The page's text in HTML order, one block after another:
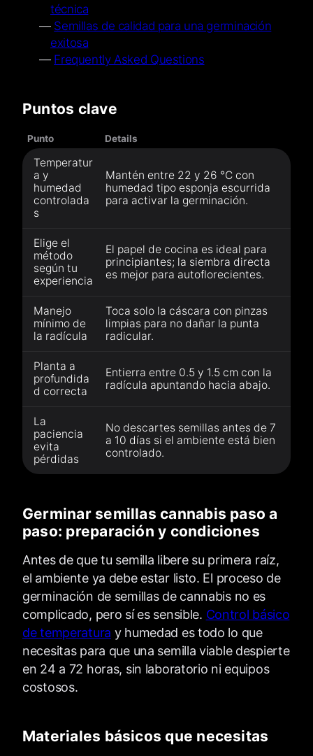
técnica
Semillas de calidad para una germinación
exitosa
Frequently Asked Questions
Puntos clave
Punto Details
Temperatur
a y
humedad
controlada
s
Mantén entre 22 y 26 °C con
humedad tipo esponja escurrida
para activar la germinación.
Elige el
método
según tu
experiencia
El papel de cocina es ideal para
principiantes; la siembra directa
es mejor para autoflorecientes.
Manejo
mínimo de
la radícula
Toca solo la cáscara con pinzas
limpias para no dañar la punta
radicular.
Planta a
profundida
d correcta
Entierra entre 0.5 y 1.5 cm con la
radícula apuntando hacia abajo.
La
paciencia
evita
pérdidas
No descartes semillas antes de 7
a 10 días si el ambiente está bien
controlado.
Germinar semillas cannabis paso a
paso: preparación y condiciones
Antes de que tu semilla libere su primera raíz,
el ambiente ya debe estar listo. El proceso de
germinación de semillas de cannabis no es
complicado, pero sí es sensible. Control básico
de temperatura y humedad es todo lo que
necesitas para que una semilla viable despierte
en 24 a 72 horas, sin laboratorio ni equipos
costosos.
Materiales básicos que necesitas